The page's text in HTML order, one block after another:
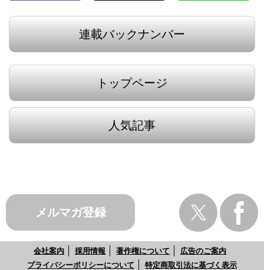
連載バックナンバー
トップページ
人気記事
メルマガ登録
会社案内 採用情報 著作権について
広告のご案内
プライバシーポリシーについて
特定商取引法に基づく表示